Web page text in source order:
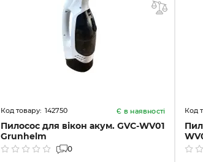
142750 Є в наявності
Пилосос для вікон акум. GVC-WV01
Grunhelm
0